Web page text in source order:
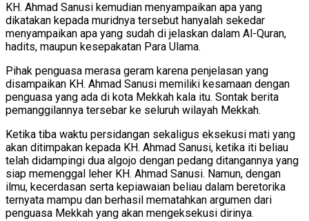
KH. Ahmad Sanusi kemudian menyampaikan apa yang
dikatakan kepada muridnya tersebut hanyalah sekedar
menyampaikan apa yang sudah di jelaskan dalam Al-Quran,
hadits, maupun kesepakatan Para Ulama.
Pihak penguasa merasa geram karena penjelasan yang
disampaikan KH. Ahmad Sanusi memiliki kesamaan dengan
penguasa yang ada di kota Mekkah kala itu. Sontak berita
pemanggilannya tersebar ke seluruh wilayah Mekkah.
Ketika tiba waktu persidangan sekaligus eksekusi mati yang
akan ditimpakan kepada KH. Ahmad Sanusi, ketika iti beliau
telah didampingi dua algojo dengan pedang ditangannya yang
siap memenggal leher KH. Ahmad Sanusi. Namun, dengan
ilmu, kecerdasan serta kepiawaian beliau dalam beretorika
ternyata mampu dan berhasil mematahkan argumen dari
penguasa Mekkah yang akan mengeksekusi dirinya.